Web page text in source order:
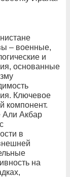
– военные,
и
основанные
Ключевое
компонент.
Али Акбар
в
на